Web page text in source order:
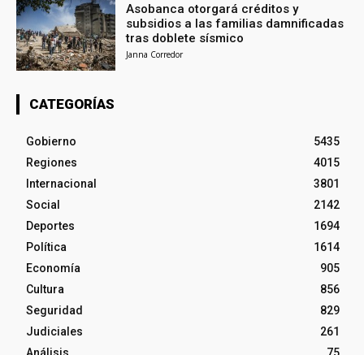
Asobanca otorgará créditos y
subsidios a las familias damnificadas
tras doblete sísmico
Janna Corredor
CATEGORÍAS
Gobierno
5435
Regiones
4015
Internacional
3801
Social
2142
Deportes
1694
Política
1614
Economía
905
Cultura
856
Seguridad
829
Judiciales
261